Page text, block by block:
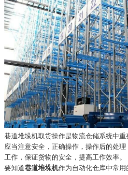
巷道堆垛机取货操作是物流仓储系统中重
应当注意安全，正确操作，操作后的处
工作，保证货物的安全，提高工作效率。
要知道巷道堆垛机作为自动化仓库中常